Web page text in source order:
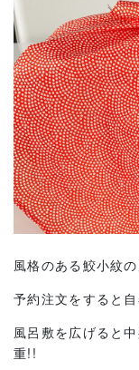
風格のある鮫小紋
予約注文をすると
風呂敷を広げると
重!!